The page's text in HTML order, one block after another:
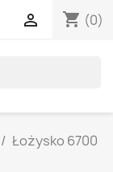
shopping_cart (0)

Łożysko 6700